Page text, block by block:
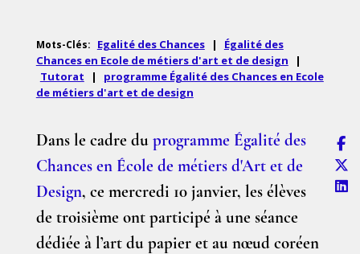
Mots-Clés: Egalité des Chances |
Égalité des
Chances en Ecole de métiers d'art et de design
|
Tutorat
|
programme Égalité des Chances en Ecole
de métiers d'art et de design
Dans le cadre du programme Égalité des
Chances en École de métiers d'Art et de
Design, ce mercredi 10 janvier, les élèves
de troisième ont participé à une séance
dédiée à l’art du papier et au nœud coréen